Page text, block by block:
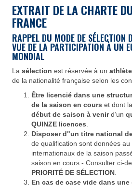
EXTRAIT DE LA CHARTE
FRANCE
RAPPEL DU MODE DE SÉLECTION
VUE DE LA PARTICIPATION À UN
MONDIAL
La sélection est réservée à un
de la nationalité française selon les
Être licencié dans une
de la saison en cours et dont
début de saison à venird’un
QUINZE licences
Disposer d"un titre national
de qualification sont données
internationaux de la saison
saison en cours - Consulter ci-
PRIORITÉ DE SÉLECTION
En cas de case vide dans une